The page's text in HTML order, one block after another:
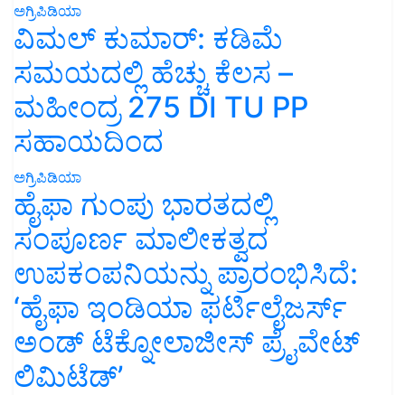
ಅಗ್ರಿಪಿಡಿಯಾ
ವಿಮಲ್ ಕುಮಾರ್: ಕಡಿಮೆ
ಸಮಯದಲ್ಲಿ ಹೆಚ್ಚು ಕೆಲಸ –
ಮಹೀಂದ್ರ 275 DI TU PP
ಸಹಾಯದಿಂದ
ಅಗ್ರಿಪಿಡಿಯಾ
ಹೈಫಾ ಗುಂಪು ಭಾರತದಲ್ಲಿ
ಸಂಪೂರ್ಣ ಮಾಲೀಕತ್ವದ
ಉಪಕಂಪನಿಯನ್ನು ಪ್ರಾರಂಭಿಸಿದೆ:
‘ಹೈಫಾ ಇಂಡಿಯಾ ಫರ್ಟಿಲೈಜರ್ಸ್
ಅಂಡ್ ಟೆಕ್ನೋಲಾಜೀಸ್ ಪ್ರೈವೇಟ್
ಲಿಮಿಟೆಡ್’